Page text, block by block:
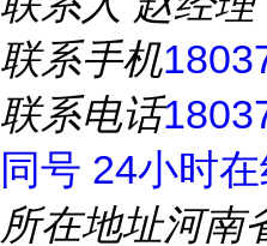
联系手机
联系电话
同号 24小时
所在地址河南